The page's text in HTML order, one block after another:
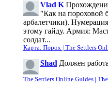
Vlad K
"Как на пороховой
арбалетчики).
этому гайду. Армия:
солдат...
Карта: Порох | The Settlers
Shad Должен
The Settlers Online Guides |